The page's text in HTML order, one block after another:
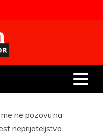
ne pozovu na
neprijateljstva